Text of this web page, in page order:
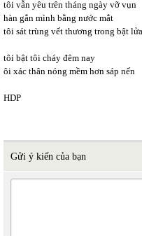
tôi vẫn yêu trên tháng ngày vỡ vụn
hàn gắn mình bằng nước mắt
tôi sát trùng vết thương trong bật
tôi bật tôi cháy đêm nay
ôi xác thân nóng mềm hơn sáp nến
HDP
Gửi ý kiến của bạn